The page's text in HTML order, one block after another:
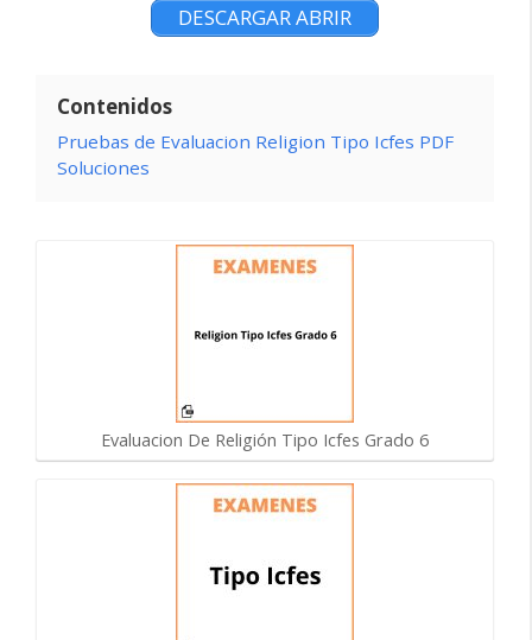
DESCARGAR ABRIR
Contenidos
Pruebas de Evaluacion Religion Tipo Icfes PDF
Soluciones
Evaluacion De Religión Tipo Icfes Grado 6